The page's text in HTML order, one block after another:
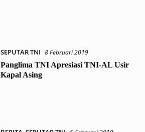
SEPUTAR TNI 8 Februari 2019
Panglima TNI Apresiasi TNI-AL Usir
Kapal Asing